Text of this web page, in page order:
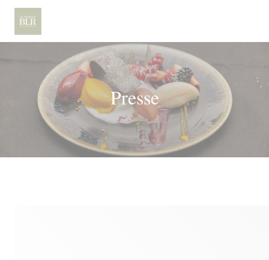
Personnalisation de vos choix en matière de cookies
Presse